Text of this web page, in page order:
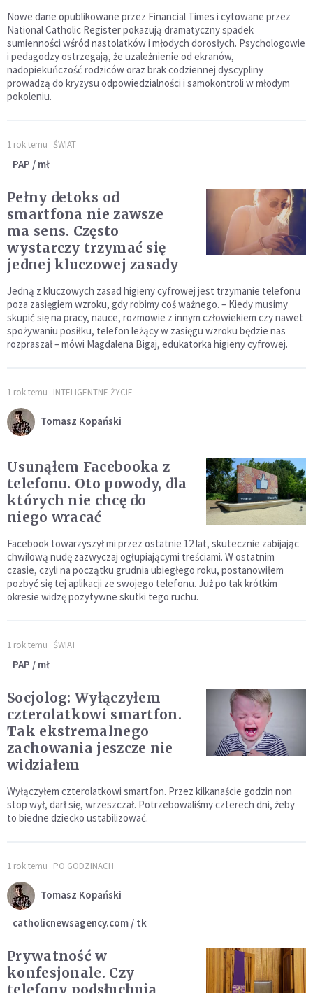
Nowe dane opublikowane przez Financial Times i cytowane przez
National Catholic Register pokazują dramatyczny spadek
sumienności wśród nastolatków i młodych dorosłych. Psychologowie
i pedagodzy ostrzegają, że uzależnienie od ekranów,
nadopiekuńczość rodziców oraz brak codziennej dyscypliny
prowadzą do kryzysu odpowiedzialności i samokontroli w młodym
pokoleniu.
1 rok temu ŚWIAT
PAP / mł
Pełny detoks od
smartfona nie zawsze
ma sens. Często
wystarczy trzymać się
jednej kluczowej zasady
Jedną z kluczowych zasad higieny cyfrowej jest trzymanie telefonu
poza zasięgiem wzroku, gdy robimy coś ważnego. – Kiedy musimy
skupić się na pracy, nauce, rozmowie z innym człowiekiem czy nawet
spożywaniu posiłku, telefon leżący w zasięgu wzroku będzie nas
rozpraszał – mówi Magdalena Bigaj, edukatorka higieny cyfrowej.
1 rok temu INTELIGENTNE ŻYCIE
Tomasz Kopański
Usunąłem Facebooka z
telefonu. Oto powody, dla
których nie chcę do
niego wracać
Facebook towarzyszył mi przez ostatnie 12 lat, skutecznie zabijając
chwilową nudę zazwyczaj ogłupiającymi treściami. W ostatnim
czasie, czyli na początku grudnia ubiegłego roku, postanowiłem
pozbyć się tej aplikacji ze swojego telefonu. Już po tak krótkim
okresie widzę pozytywne skutki tego ruchu.
1 rok temu ŚWIAT
PAP / mł
Socjolog: Wyłączyłem
czterolatkowi smartfon.
Tak ekstremalnego
zachowania jeszcze nie
widziałem
Wyłączyłem czterolatkowi smartfon. Przez kilkanaście godzin non
stop wył, darł się, wrzeszczał. Potrzebowaliśmy czterech dni, żeby
to biedne dziecko ustabilizować.
1 rok temu PO GODZINACH
Tomasz Kopański
catholicnewsagency.com / tk
Prywatność w
konfesjonale. Czy
telefony podsłuchują